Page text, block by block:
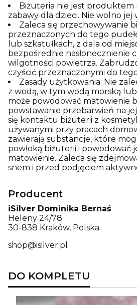
Biżuteria nie jest produktem
zabawy dla dzieci. Nie wolno jej
Zaleca się przechowywanie
przeznaczonych do tego
lub szkatułkach, z dala od
bezpośrednie nasłonecznienie
wilgotności powietrza.
czyścić przeznaczonymi do
Zasady użytkowania: Nie
z wodą, w tym wodą morską
może powodować matowienie
powstawanie przebarwień na
się kontaktu biżuterii z
używanymi przy pracach
zawierają substancje, które
powłoką biżuterii i powodować
matowienie. Zaleca się
snem i przed podjęciem
Producent
iSilver Dominika Bernaś
Heleny 24/78
30-838 Kraków, Polska
shop@isilver.pl
DO KOMPLETU